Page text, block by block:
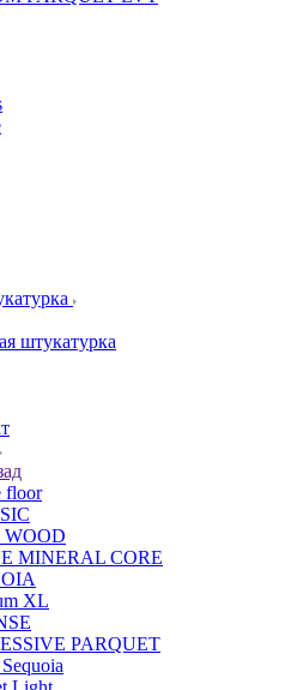
штукатурка
floor
MINERAL CORE
XL
PARQUET